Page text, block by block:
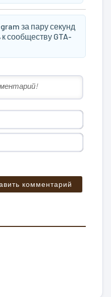
за пару секунд
сообществу GTA-
Имя*
Email*